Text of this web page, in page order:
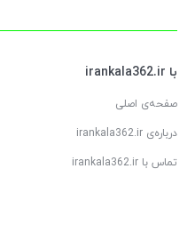
شماره
با irankala362.ir
صفحه‌ی اصلی
درباره‌ی irankala362.ir
تماس با irankala362.ir